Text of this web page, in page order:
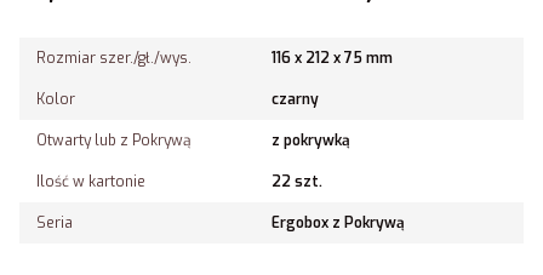
Rozmiar szer./gł./wys. 116 x 212 x 75 mm
Kolor czarny
Otwarty lub z Pokrywą z pokrywką
Ilość w kartonie 22 szt.
Seria Ergobox z Pokrywą